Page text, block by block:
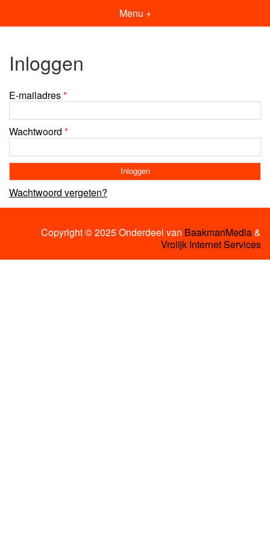
Menu +
Inloggen
E-mailadres*
Wachtwoord *
Wachtwoord vergeten?
Copyright © 2025 Onderdeel van BaakmanMedia&
Vrolijk Internet Services